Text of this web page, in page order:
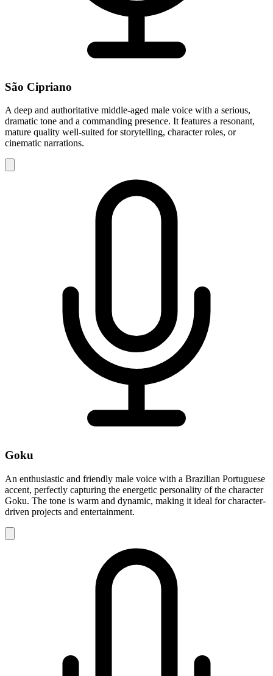
São Cipriano
A deep and authoritative middle-aged male voice with a serious,
dramatic tone and a commanding presence. It features a resonant,
mature quality well-suited for storytelling, character roles, or
cinematic narrations.
Goku
An enthusiastic and friendly male voice with a Brazilian Portuguese
accent, perfectly capturing the energetic personality of the character
Goku. The tone is warm and dynamic, making it ideal for character-
driven projects and entertainment.